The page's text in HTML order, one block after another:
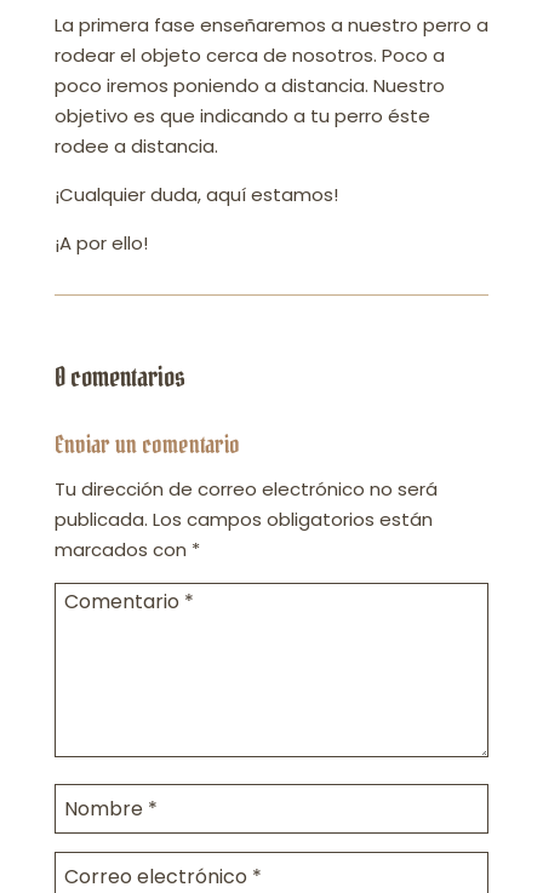
La primera fase enseñaremos a nuestro perro a
rodear el objeto cerca de nosotros. Poco a
poco iremos poniendo a distancia. Nuestro
objetivo es que indicando a tu perro éste
rodee a distancia.
¡Cualquier duda, aquí estamos!
¡A por ello!
0 comentarios
Enviar un comentario
Tu dirección de correo electrónico no será
publicada. Los campos obligatorios están
marcados con *